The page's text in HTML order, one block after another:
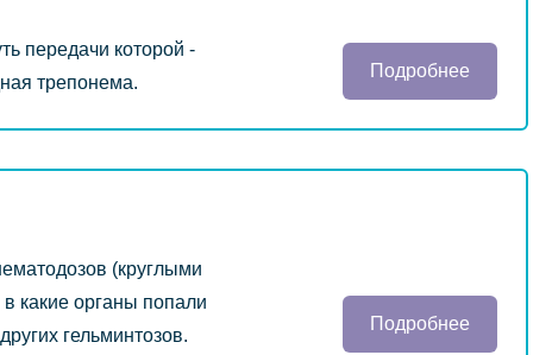
передачи которой -
трепонема.
Подробнее
(круглыми
какие органы попали
гельминтозов.
Подробнее